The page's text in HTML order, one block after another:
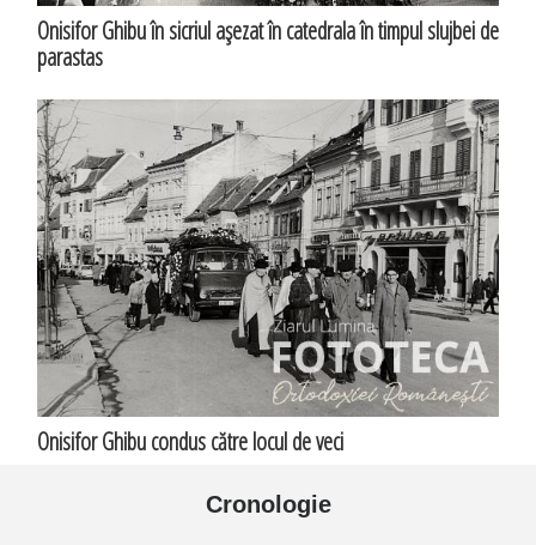
Onisifor Ghibu în sicriul aşezat în catedrala în timpul slujbei de
parastas
Onisifor Ghibu condus către locul de veci
Cronologie